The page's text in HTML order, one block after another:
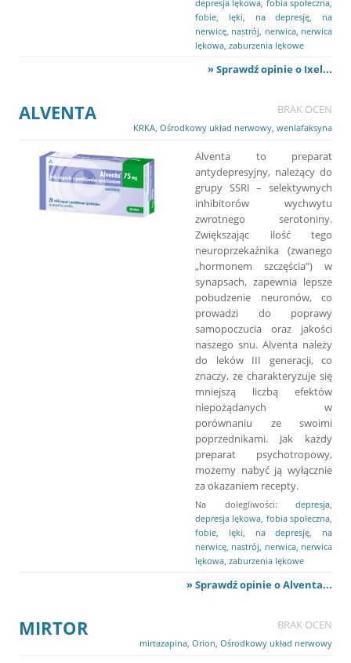
depresja lękowa fobia społeczna
fobie
lęki na depresję
na
nerwicę nastrój nerwica, nerwica
lękowa zaburzenia lękowe
» Sprawdź opinie o Ixel...
ALVENTA BRAK OCEN
KRKA Ośrodkowy układ nerwowy wenlafaksyna
Alventa to preparat
antydepresyjny, należący do
grupy SSRI – selektywnych
inhibitorów wychwytu
zwrotnego serotoniny.
Zwiększając ilość tego
neuroprzekaźnika (zwanego
„hormonem szczęścia”) w
synapsach, zapewnia lepsze
pobudzenie neuronów, co
prowadzi do poprawy
samopoczucia oraz jakości
naszego snu. Alventa należy
do leków III generacji, co
znaczy, że charakteryzuje się
mniejszą liczbą efektów
niepożądanych w
porównaniu ze swoimi
poprzednikami. Jak każdy
preparat psychotropowy,
możemy nabyć ją wyłącznie
za okazaniem recepty.
Na dolegliwości: depresja
depresja lękowa fobia społeczna
fobie
lęki na depresję
na
nerwicę nastrój nerwica, nerwica
lękowa zaburzenia lękowe
» Sprawdź opinie o Alventa...
MIRTOR BRAK OCEN
mirtazapina Orion Ośrodkowy układ nerwowy